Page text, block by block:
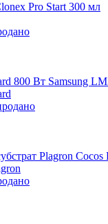
Pro Start 300 мл
800 Вт Samsung
Plagron Cocos